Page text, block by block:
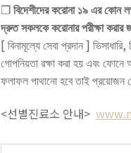
❐বিদেশীদেরকরোনা ১৯এরকোন
দ্রুতসকলকেকরোনারপরীক্ষাকরার
[বিনামূল্যেসেবাপ্রদান] ভিসাধারি,
গোপনিয়তারক্ষাকরাহয়এবংফোনে
ফলাফলপাথানোহবেতাইপ্রয়োজন
<선별진료소 안내>